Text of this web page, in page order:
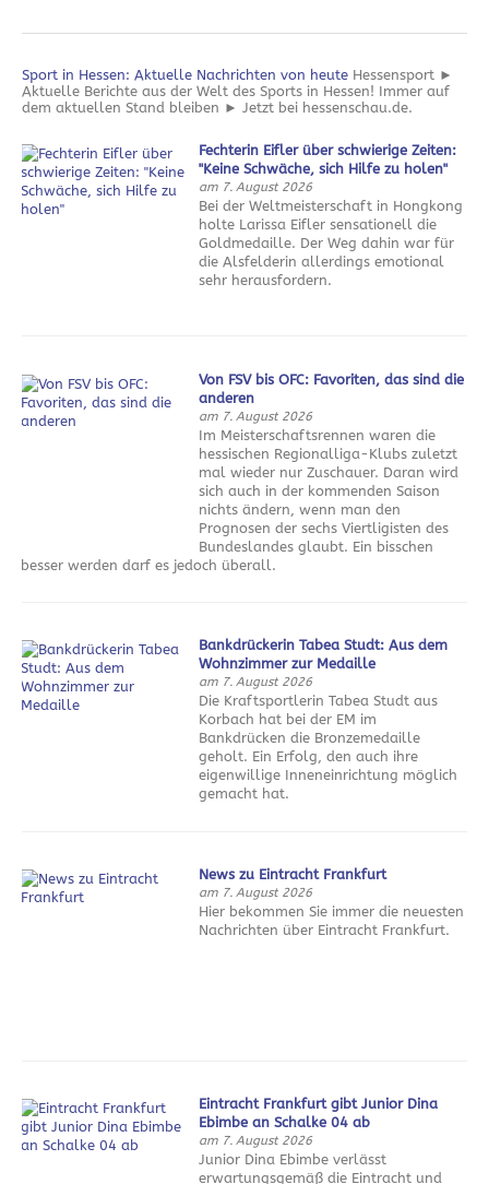
Sport in Hessen: Aktuelle Nachrichten von heute Hessensport ►
Aktuelle Berichte aus der Welt des Sports in Hessen! Immer auf
dem aktuellen Stand bleiben ► Jetzt bei hessenschau.de.
Fechterin Eifler über schwierige Zeiten:
"Keine Schwäche, sich Hilfe zu holen"
am 7. August 2026
Bei der Weltmeisterschaft in Hongkong
holte Larissa Eifler sensationell die
Goldmedaille. Der Weg dahin war für
die Alsfelderin allerdings emotional
sehr herausfordern.
Von FSV bis OFC: Favoriten, das sind die
anderen
am 7. August 2026
Im Meisterschaftsrennen waren die
hessischen Regionalliga-Klubs zuletzt
mal wieder nur Zuschauer. Daran wird
sich auch in der kommenden Saison
nichts ändern, wenn man den
Prognosen der sechs Viertligisten des
Bundeslandes glaubt. Ein bisschen
besser werden darf es jedoch überall.
Bankdrückerin Tabea Studt: Aus dem
Wohnzimmer zur Medaille
am 7. August 2026
Die Kraftsportlerin Tabea Studt aus
Korbach hat bei der EM im
Bankdrücken die Bronzemedaille
geholt. Ein Erfolg, den auch ihre
eigenwillige Inneneinrichtung möglich
gemacht hat.
News zu Eintracht Frankfurt
am 7. August 2026
Hier bekommen Sie immer die neuesten
Nachrichten über Eintracht Frankfurt.
Eintracht Frankfurt gibt Junior Dina
Ebimbe an Schalke 04 ab
am 7. August 2026
Junior Dina Ebimbe verlässt
erwartungsgemäß die Eintracht und